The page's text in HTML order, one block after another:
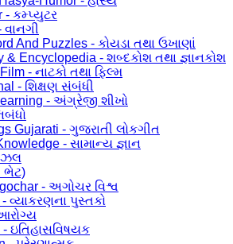
- કમ્પ્યુટર
વાનગી
And Puzzles - કોયડા તથા ઉખાણાં
& Encyclopedia - શબ્દકોશ તથા જ્ઞાનકોશ
- નાટકો તથા ફિલ્મ
- શિક્ષણ સંબંધી
- અંગ્રેજી શીખો
Gujarati - ગુજરાતી લોકગીત
- સામાન્ય જ્ઞાન
ભેટ)
- અગોચર વિશ્વ
- વ્યાકરણના પુસ્તકો
- ઇતિહાસવિષયક